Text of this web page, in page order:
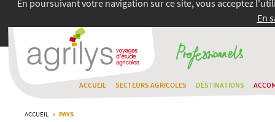
En poursuivant votre navigation sur ce site, vous acceptez
En
ACCUEIL SECTEURS AGRICOLES DESTINATIONS
ACCUEIL » PAYS